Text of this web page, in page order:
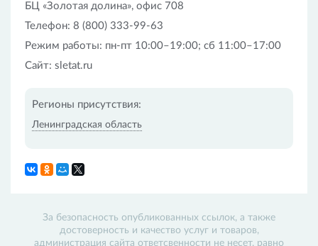
БЦ «Золотая долина», офис 708
Телефон: 8 (800) 333-99-63
Режим работы: пн-пт 10:00–19:00; сб 11:00–17:00
Сайт: sletat.ru
Регионы присутствия:
Ленинградская область
За безопасность опубликованных ссылок, а также
достоверность и качество услуг и товаров,
администрация сайта ответсвенности не несет, равно